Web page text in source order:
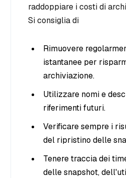
raddoppiare i costi di
Si consiglia di
Rimuovere
istantanee per
archiviazione.
Utilizzare nomi e
riferimenti futuri.
Verificare sempre i
del ripristino delle
Tenere traccia dei
delle snapshot,